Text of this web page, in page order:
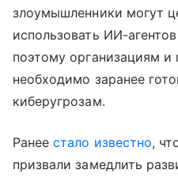
злоумышленники могут
использовать ИИ-
поэтому организациям и
необходимо заранее
киберугрозам.
Ранеестало известно,
призвали замедлить